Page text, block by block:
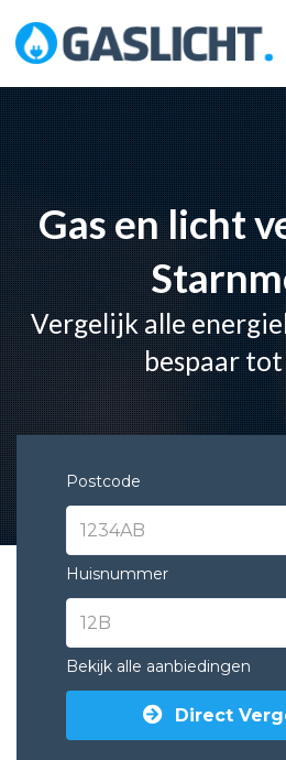
Skip
to
content
Gas en licht
Vergelijk alle
bespaar
Postcode
Huisnummer
Bekijk alle aanbiedingen
Direct